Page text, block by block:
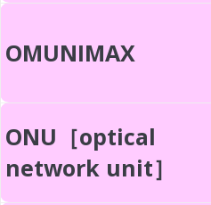
OMUNIMAX
ONU［optical
network unit］